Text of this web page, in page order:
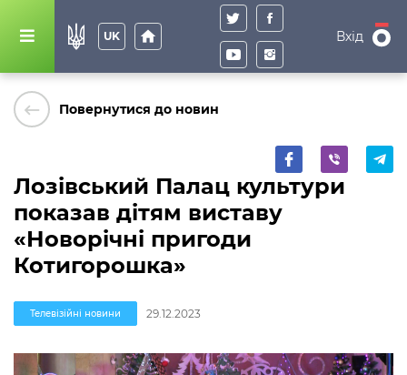
UK home Вхід
keyboard_backspace Повернутися до новин
Лозівський Палац культури
показав дітям виставу
«Новорічні пригоди
Котигорошка»
Телевізійні новини 29.12.2023